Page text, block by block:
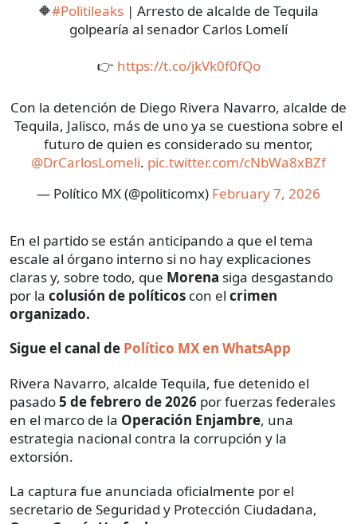
🔶#Politileaks | Arresto de alcalde de Tequila
golpearía al senador Carlos Lomelí
👉 https://t.co/jkVk0f0fQo
Con la detención de Diego Rivera Navarro, alcalde de
Tequila, Jalisco, más de uno ya se cuestiona sobre el
futuro de quien es considerado su mentor,
@DrCarlosLomeli. pic.twitter.com/cNbWa8xBZf
— Político MX (@politicomx) February 7, 2026
En el partido se están anticipando a que el tema
escale al órgano interno si no hay explicaciones
claras y, sobre todo, que Morena siga desgastando
por la colusión de políticos con el crimen
organizado.
Sigue el canal de Político MX en WhatsApp
Rivera Navarro, alcalde Tequila, fue detenido el
pasado5 de febrero de 2026 por fuerzas federales
en el marco de la Operación Enjambre, una
estrategia nacional contra la corrupción y la
extorsión.
La captura fue anunciada oficialmente por el
secretario de Seguridad y Protección Ciudadana,